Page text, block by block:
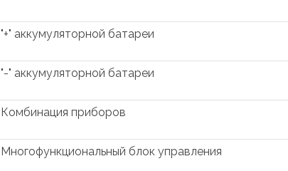
"+" аккумуляторной батареи
"-" аккумуляторной батареи
Комбинация приборов
Многофункциональный блок управления